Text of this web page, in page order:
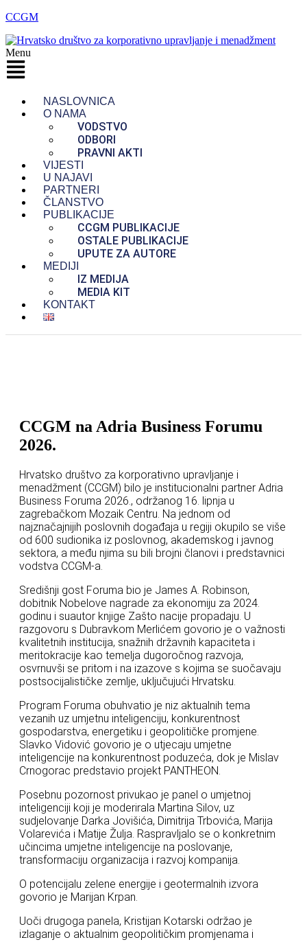
CCGM
Menu
NASLOVNICA
O NAMA
VODSTVO
ODBORI
PRAVNI AKTI
VIJESTI
U NAJAVI
PARTNERI
ČLANSTVO
PUBLIKACIJE
CCGM PUBLIKACIJE
OSTALE PUBLIKACIJE
UPUTE ZA AUTORE
MEDIJI
IZ MEDIJA
MEDIA KIT
KONTAKT
CCGM na Adria Business Forumu
2026.
Hrvatsko društvo za korporativno upravljanje i
menadžment (CCGM) bilo je institucionalni partner Adria
Business Foruma 2026., održanog 16. lipnja u
zagrebačkom Mozaik Centru. Na jednom od
najznačajnijih poslovnih događaja u regiji okupilo se više
od 600 sudionika iz poslovnog, akademskog i javnog
sektora, a među njima su bili brojni članovi i predstavnici
vodstva CCGM-a.
Središnji gost Foruma bio je James A. Robinson,
dobitnik Nobelove nagrade za ekonomiju za 2024.
godinu i suautor knjige Zašto nacije propadaju. U
razgovoru s Dubravkom Merlićem govorio je o važnosti
kvalitetnih institucija, snažnih državnih kapaciteta i
meritokracije kao temelja dugoročnog razvoja,
osvrnuvši se pritom i na izazove s kojima se suočavaju
postsocijalističke zemlje, uključujući Hrvatsku.
Program Foruma obuhvatio je niz aktualnih tema
vezanih uz umjetnu inteligenciju, konkurentnost
gospodarstva, energetiku i geopolitičke promjene.
Slavko Vidović govorio je o utjecaju umjetne
inteligencije na konkurentnost poduzeća, dok je Mislav
Crnogorac predstavio projekt PANTHEON.
Posebnu pozornost privukao je panel o umjetnoj
inteligenciji koji je moderirala Martina Silov, uz
sudjelovanje Darka Jovišića, Dimitrija Trbovića, Marija
Volarevića i Matije Žulja. Raspravljalo se o konkretnim
učincima umjetne inteligencije na poslovanje,
transformaciju organizacija i razvoj kompanija.
O potencijalu zelene energije i geotermalnih izvora
govorio je Marijan Krpan.
Uoči drugoga panela, Kristijan Kotarski održao je
izlaganje o aktualnim geopolitičkim promjenama i